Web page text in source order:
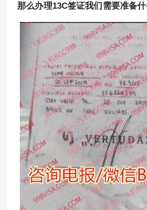
那么办理13C签证我们需要准备